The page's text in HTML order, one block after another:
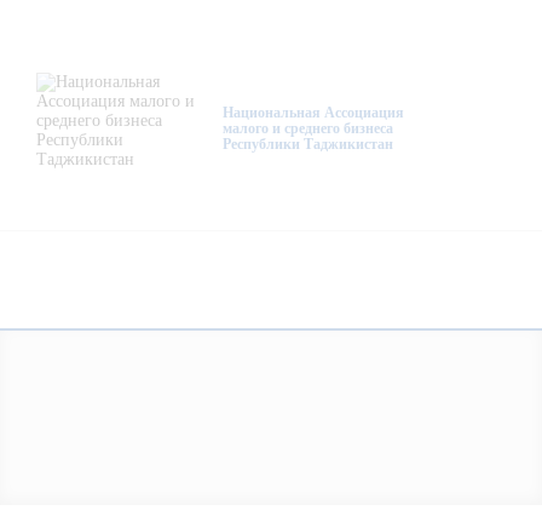
Национальная Ассоциация
малого и среднего бизнеса
Республики Таджикистан
Деятельность
Проекты
Инфоресурсы